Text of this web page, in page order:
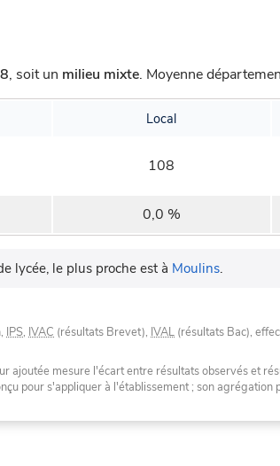
, soit un milieu mixte. Moyenne
Local
108
0,0 %
lycée, le plus proche est à Moulins.
IPS, IVAC (résultats Brevet), IVAL (résultats Bac),
ajoutée mesure l'écart entre résultats observés et
pour s'appliquer à l'établissement ; son agrégation